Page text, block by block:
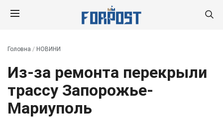
Головна / НОВИНИ
Из-за ремонта перекрыли
трассу Запорожье-
Мариуполь